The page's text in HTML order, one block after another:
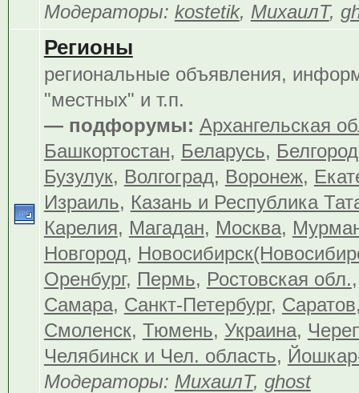
Модераторы: kostetik, МихаилТ,
Регионы
региональные объявления,
"местных" и т.п.
— подфорумы: Архангельская
Башкортостан, Беларусь,
Бузулук, Волгоград, Воронеж,
Израиль, Казань и Республика
Карелия, Магадан, Москва,
Новгород,
Оренбург, Пермь, Ростовская обл.
Самара, Санкт-Петербург, Саратов
Смоленск, Тюмень, Украина,
Челябинск и Чел. область,
Модераторы: МихаилТ, ghost